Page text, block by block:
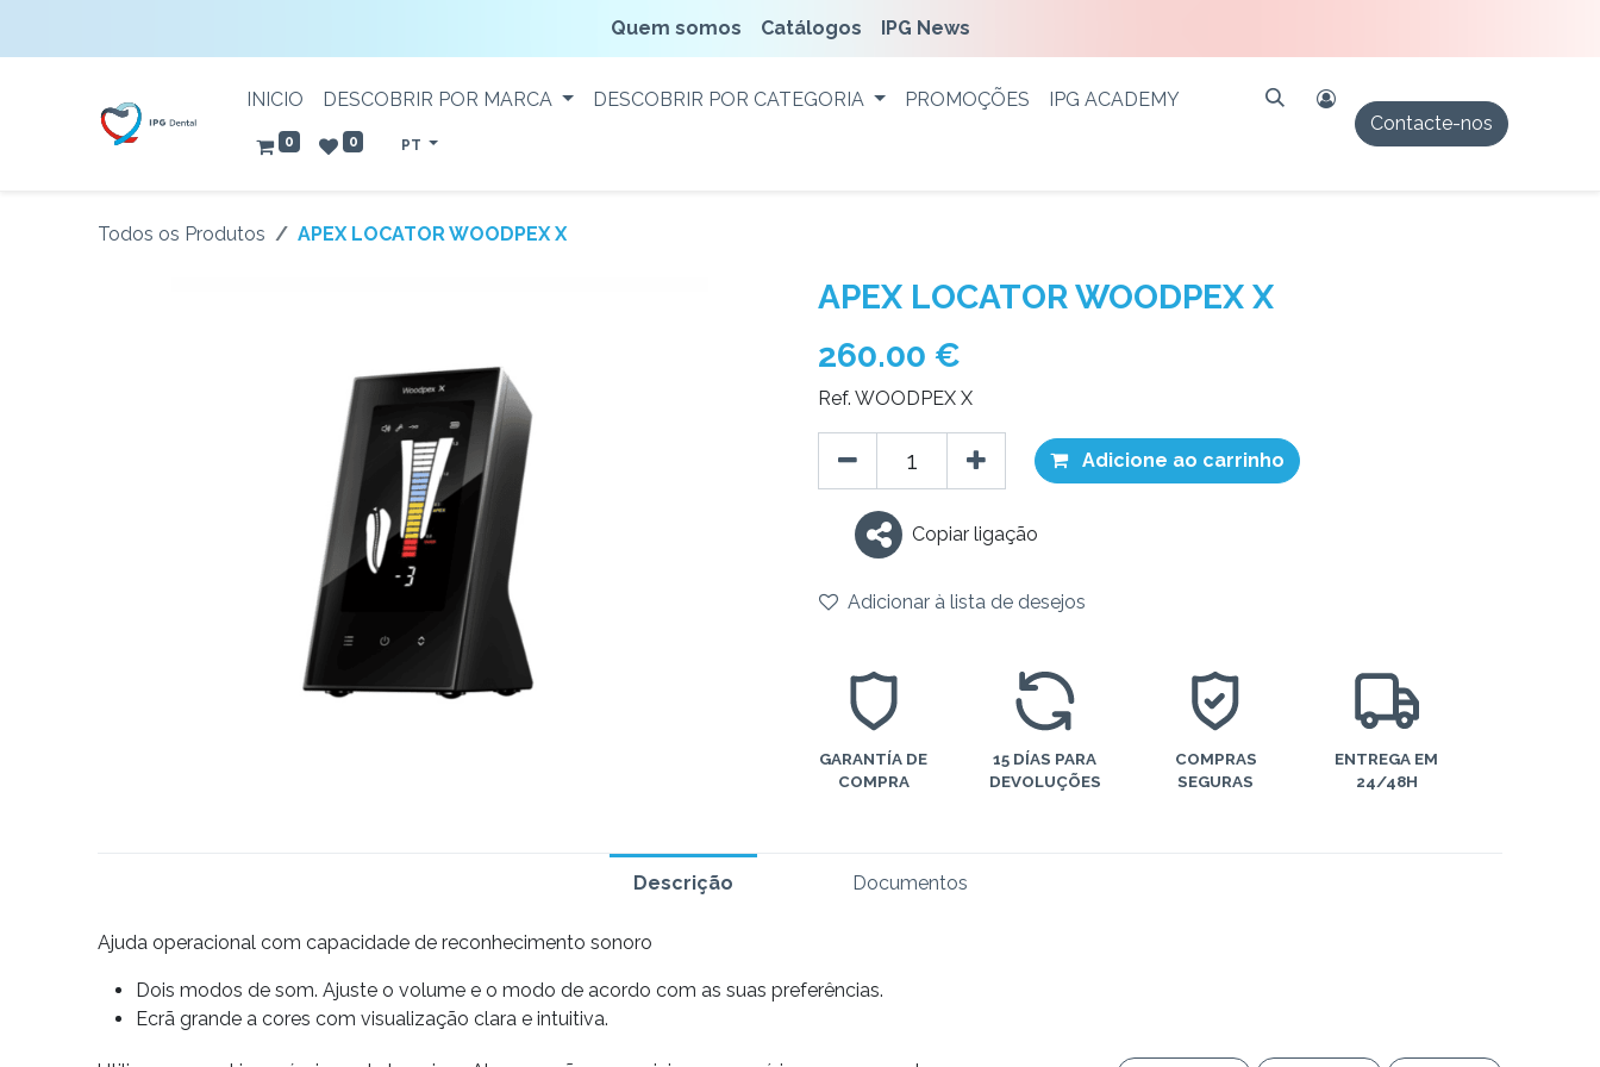
Quem somos Catálogos IPG News
INICIO DESCOBRIR POR MARCA DESCOBRIR POR CATEGORIA PROMOÇÕES IPG ACADEMY
0 0 PT
Contacte-nos
Todos os Produtos APEX LOCATOR WOODPEX X
APEX LOCATOR WOODPEX X
260.00 €
Ref. WOODPEX X
Adicione ao carrinho
Copiar ligação
Adicionar à lista de desejos
GARANTÍA DE
COMPRA
15 DÍAS PARA
DEVOLUÇÕES
COMPRAS
SEGURAS
ENTREGA EM
24/48H
Descrição Documentos
Ajuda operacional com capacidade de reconhecimento sonoro
Dois modos de som. Ajuste o volume e o modo de acordo com as suas preferências.
Ecrã grande a cores com visualização clara e intuitiva.